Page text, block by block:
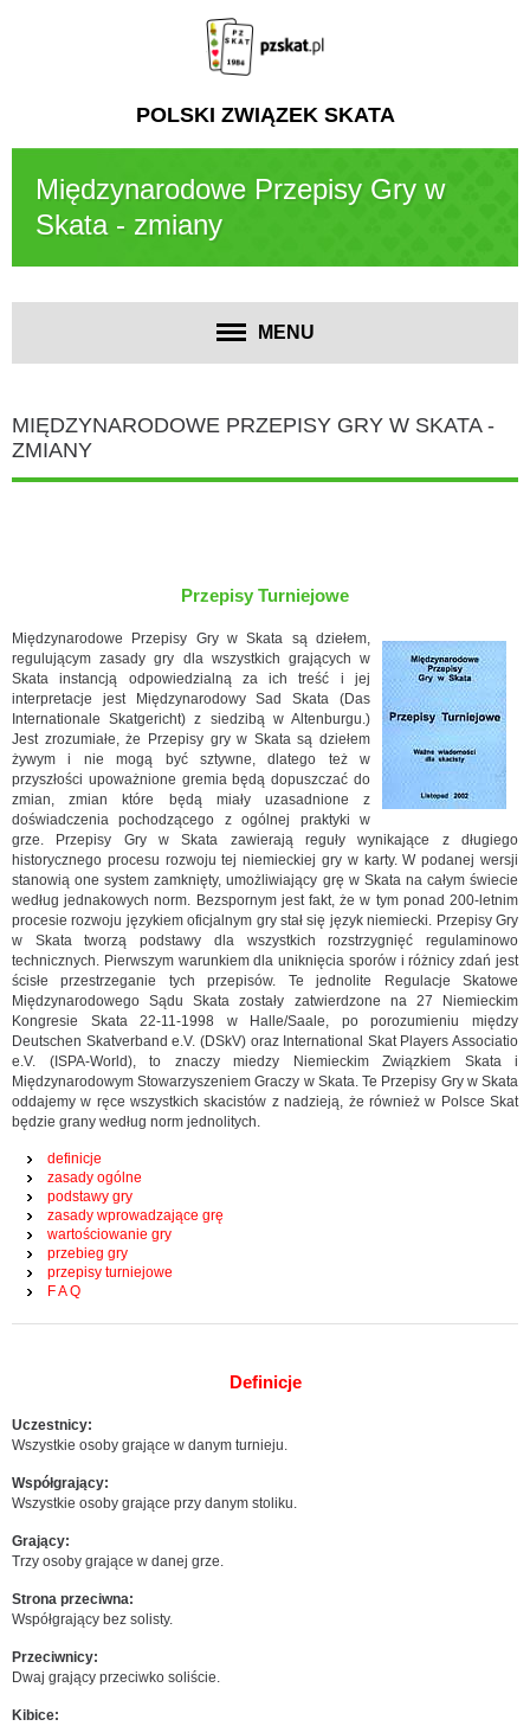
POLSKI ZWIĄZEK SKATA
Międzynarodowe Przepisy Gry w
Skata - zmiany
MENU
MIĘDZYNARODOWE PRZEPISY GRY W SKATA -
ZMIANY
Przepisy Turniejowe
Międzynarodowe Przepisy Gry w Skata są dziełem,
regulującym zasady gry dla wszystkich grających w
Skata instancją odpowiedzialną za ich treść i jej
interpretacje jest Międzynarodowy Sad Skata (Das
Internationale Skatgericht) z siedzibą w Altenburgu.)
Jest zrozumiałe, że Przepisy gry w Skata są dziełem
żywym i nie mogą być sztywne, dlatego też w
przyszłości upoważnione gremia będą dopuszczać do
zmian, zmian które będą miały uzasadnione z
doświadczenia pochodzącego z ogólnej praktyki w
grze. Przepisy Gry w Skata zawierają reguły wynikające z długiego
historycznego procesu rozwoju tej niemieckiej gry w karty. W podanej wersji
stanowią one system zamknięty, umożliwiający grę w Skata na całym świecie
według jednakowych norm. Bezspornym jest fakt, że w tym ponad 200-letnim
procesie rozwoju językiem oficjalnym gry stał się język niemiecki. Przepisy Gry
w Skata tworzą podstawy dla wszystkich rozstrzygnięć regulaminowo
technicznych. Pierwszym warunkiem dla uniknięcia sporów i różnicy zdań jest
ścisłe przestrzeganie tych przepisów. Te jednolite Regulacje Skatowe
Międzynarodowego Sądu Skata zostały zatwierdzone na 27 Niemieckim
Kongresie Skata 22-11-1998 w Halle/Saale, po porozumieniu między
Deutschen Skatverband e.V. (DSkV) oraz International Skat Players Associatio
e.V. (ISPA-World), to znaczy miedzy Niemieckim Związkiem Skata i
Międzynarodowym Stowarzyszeniem Graczy w Skata. Te Przepisy Gry w Skata
oddajemy w ręce wszystkich skacistów z nadzieją, że również w Polsce Skat
będzie grany według norm jednolitych.
definicje
zasady ogólne
podstawy gry
zasady wprowadzające grę
wartościowanie gry
przebieg gry
przepisy turniejowe
F A Q
Definicje
Uczestnicy:
Wszystkie osoby grające w danym turnieju.
Współgrający:
Wszystkie osoby grające przy danym stoliku.
Grający:
Trzy osoby grające w danej grze.
Strona przeciwna:
Współgrający bez solisty.
Przeciwnicy:
Dwaj grający przeciwko soliście.
Kibice: